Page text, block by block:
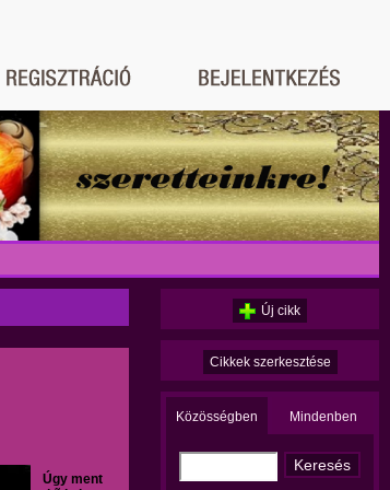
Úgy ment
Új cikk
Cikkek szerkesztése
Közösségben Mindenben